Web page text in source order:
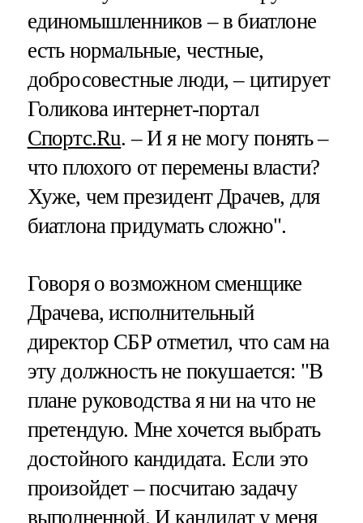
единомышленников – в биатлоне
есть нормальные, честные,
добросовестные люди, – цитирует
Голикова интернет-портал
Спортс.Ru. – И я не могу понять –
что плохого от перемены власти?
Хуже, чем президент Драчев, для
биатлона придумать сложно".
Говоря о возможном сменщике
Драчева, исполнительный
директор СБР отметил, что сам на
эту должность не покушается: "В
плане руководства я ни на что не
претендую. Мне хочется выбрать
достойного кандидата. Если это
произойдет – посчитаю задачу
выполненной. И кандидат у меня